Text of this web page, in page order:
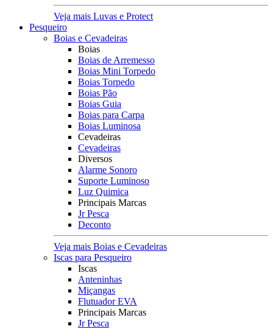
Veja mais Luvas e Protect
Pesqueiro
Boias e Cevadeiras
Boias
Boias de Arremesso
Boias Mini Torpedo
Boias Torpedo
Boias Pão
Boias Guia
Boias para Carpa
Boias Luminosa
Cevadeiras
Cevadeiras
Diversos
Alarme Sonoro
Suporte Luminoso
Luz Quimica
Principais Marcas
Jr Pesca
Deconto
Veja mais Boias e Cevadeiras
Iscas para Pesqueiro
Iscas
Anteninhas
Miçangas
Flutuador EVA
Principais Marcas
Jr Pesca